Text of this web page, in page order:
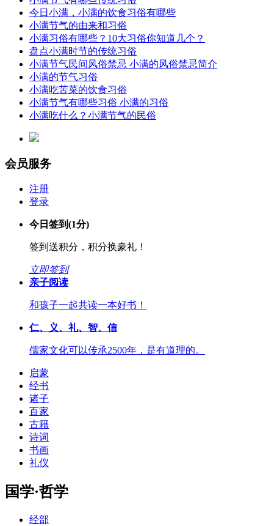
今日小满，小满的饮食习俗有哪些
小满节气的由来和习俗
小满习俗有哪些？10大习俗你知道几个？
盘点小满时节的传统习俗
小满节气民间风俗禁忌 小满的风俗禁忌简介
小满的节气习俗
小满吃苦菜的饮食习俗
小满节气有哪些习俗 小满的习俗
小满吃什么？小满节气的民俗
会员服务
注册
登录
今日签到(1分)
签到送积分，积分换豪礼！
立即签到
亲子阅读
和孩子一起共读一本好书！
仁、义、礼、智、信
儒家文化可以传承2500年，是有道理的。
启蒙
经书
诸子
百家
古籍
诗词
书画
礼仪
国学·哲学
经部